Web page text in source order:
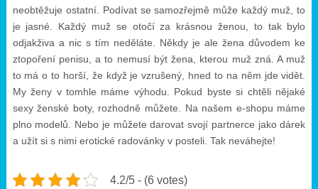
neobtěžuje ostatní. Podívat se samozřejmě může každý muž, to
je jasné. Každý muž se otočí za krásnou ženou, to tak bylo
odjakživa a nic s tím neděláte. Někdy je ale žena důvodem ke
ztopoření penisu, a to nemusí být žena, kterou muž zná. A muž
to má o to horší, že když je vzrušený, hned to na něm jde vidět.
My ženy v tomhle máme výhodu. Pokud byste si chtěli nějaké
sexy ženské boty, rozhodně můžete. Na našem e-shopu máme
plno modelů. Nebo je můžete darovat svojí partnerce jako dárek
a užít si s nimi erotické radovánky v posteli. Tak neváhejte!
4.2/5 - (6 votes)